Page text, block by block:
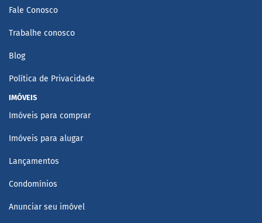
Fale Conosco
Trabalhe conosco
Blog
Política de Privacidade
IMÓVEIS
Imóveis para comprar
Imóveis para alugar
Lançamentos
Condomínios
Anunciar seu imóvel